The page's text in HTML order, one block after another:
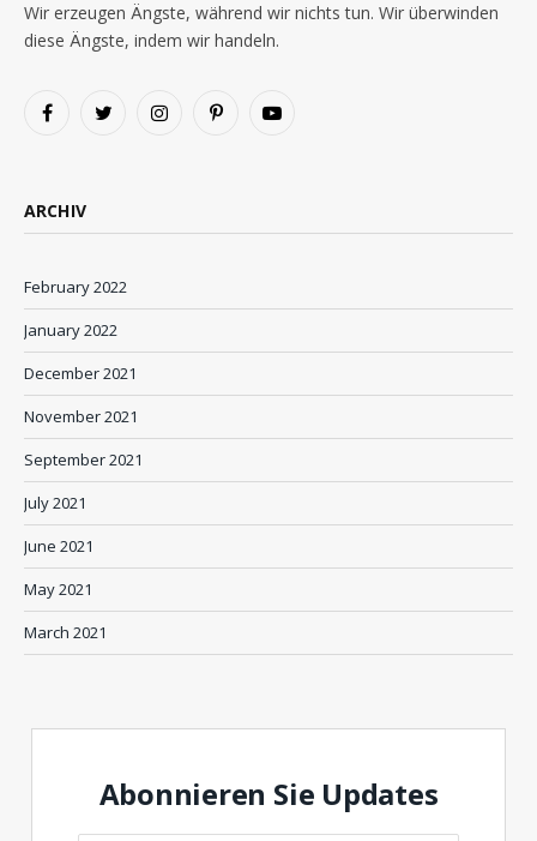
Wir erzeugen Ängste, während wir nichts tun. Wir überwinden
diese Ängste, indem wir handeln.
FacebookTwitter InstagramPinterestYouTube
ARCHIV
February 2022
January 2022
December 2021
November 2021
September 2021
July 2021
June 2021
May 2021
March 2021
Abonnieren Sie Updates